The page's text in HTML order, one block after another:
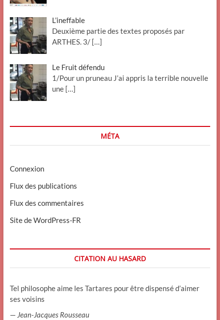
L’ineffable
Deuxième partie des textes proposés par
ARTHES. 3/ […]
Le Fruit défendu
1/Pour un pruneau J’ai appris la terrible nouvelle
une […]
MÉTA
Connexion
Flux des publications
Flux des commentaires
Site de WordPress-FR
CITATION AU HASARD
Tel philosophe aime les Tartares pour être dispensé d’aimer
ses voisins
— Jean-Jacques Rousseau